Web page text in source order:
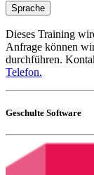
Sprache
Dieses Training
Anfrage können
durchführen.
Telefon.
Geschulte Software